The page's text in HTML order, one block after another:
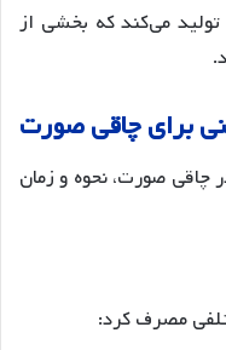
کالری در بدن تولید می‌کند که بخشی از
.
برایچاقیصورت
چاقی صورت، نحوه و زمان
مصرف کرد: